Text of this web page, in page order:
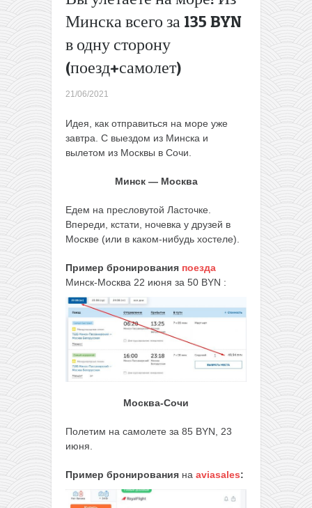
Минска всего за 135 BYN
в одну сторону
(поезд+самолет)
21/06/2021
Идея, как отправиться на море уже
завтра. С выездом из Минска и
вылетом из Москвы в Сочи.
Минск — Москва
Едем на пресловутой Ласточке.
Впереди, кстати, ночевка у друзей в
Москве (или в каком-нибудь хостеле).
Пример бронирования поезда
Минск-Москва 22 июня за 50 BYN :
Москва-Сочи
Полетим на самолете за 85 BYN, 23
июня.
Пример бронирования на aviasales:
всего за 130